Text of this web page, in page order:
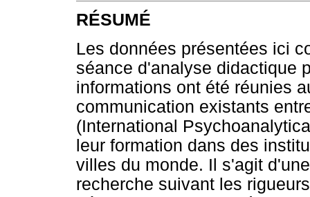
RÉSUMÉ
Les données présentées ici
séance d'analyse didactique
informations ont été réunies
communication existants
(International
leur formation dans des
villes du monde. Il s'agit
recherche suivant les